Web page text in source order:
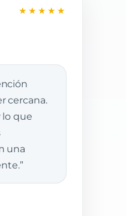
★★★★★
cercana.
lo que
una